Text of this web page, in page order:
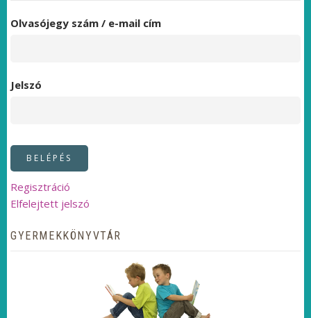
Olvasójegy szám / e-mail cím
Jelszó
Regisztráció
Elfelejtett jelszó
GYERMEKKÖNYVTÁR